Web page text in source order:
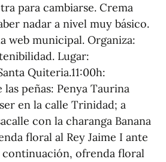
para cambiarse. Crema
nadar a nivel muy básico.
web municipal. Organiza:
Lugar:
Quiteria.11:00h:
peñas: Penya Taurina
en la calle Trinidad; a
con la charanga Banana
floral al Rey Jaime I ante
continuación, ofrenda floral